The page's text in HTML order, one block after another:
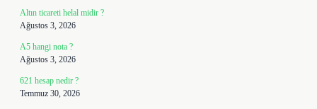
Altın ticareti helal midir ?
Ağustos 3, 2026
A5 hangi nota ?
Ağustos 3, 2026
621 hesap nedir ?
Temmuz 30, 2026